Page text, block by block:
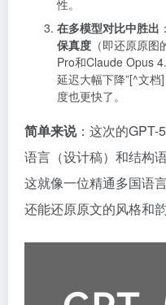
性。
在多模型对比中胜出
保真度 （即还原原
Pro和Claude Opus
延迟大幅下降”[^文
度也更快了。
简单来说：这次的
语言（设计稿）和结构
这就像一位精通多国语
还能还原原文的风格和韵